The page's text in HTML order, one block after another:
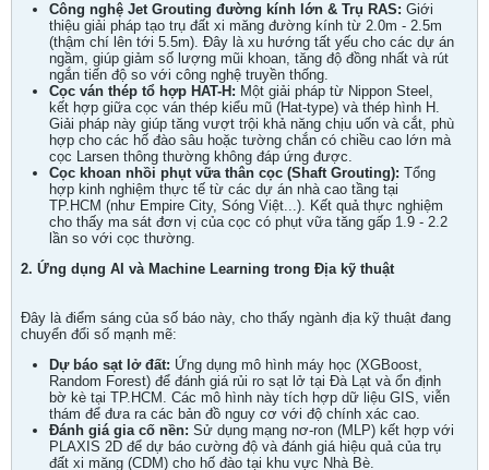
Công nghệ Jet Grouting đường kính lớn & Trụ RAS: Giới
thiệu giải pháp tạo trụ đất xi măng đường kính từ 2.0m - 2.5m
(thậm chí lên tới 5.5m). Đây là xu hướng tất yếu cho các dự án
ngầm, giúp giảm số lượng mũi khoan, tăng độ đồng nhất và rút
ngắn tiến độ so với công nghệ truyền thống.
Cọc ván thép tổ hợp HAT-H: Một giải pháp từ Nippon Steel,
kết hợp giữa cọc ván thép kiểu mũ (Hat-type) và thép hình H.
Giải pháp này giúp tăng vượt trội khả năng chịu uốn và cắt, phù
hợp cho các hố đào sâu hoặc tường chắn có chiều cao lớn mà
cọc Larsen thông thường không đáp ứng được.
Cọc khoan nhồi phụt vữa thân cọc (Shaft Grouting): Tổng
hợp kinh nghiệm thực tế từ các dự án nhà cao tầng tại
TP.HCM (như Empire City, Sóng Việt...). Kết quả thực nghiệm
cho thấy ma sát đơn vị của cọc có phụt vữa tăng gấp 1.9 - 2.2
lần so với cọc thường.
2. Ứng dụng AI và Machine Learning trong Địa kỹ thuật
Đây là điểm sáng của số báo này, cho thấy ngành địa kỹ thuật đang
chuyển đổi số mạnh mẽ:
Dự báo sạt lở đất: Ứng dụng mô hình máy học (XGBoost,
Random Forest) để đánh giá rủi ro sạt lở tại Đà Lạt và ổn định
bờ kè tại TP.HCM. Các mô hình này tích hợp dữ liệu GIS, viễn
thám để đưa ra các bản đồ nguy cơ với độ chính xác cao.
Đánh giá gia cố nền: Sử dụng mạng nơ-ron (MLP) kết hợp với
PLAXIS 2D để dự báo cường độ và đánh giá hiệu quả của trụ
đất xi măng (CDM) cho hố đào tại khu vực Nhà Bè.